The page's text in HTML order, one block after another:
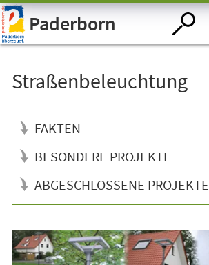
Visuelle
Assistenzsoftware
öffnen.Paderborn
Straßenbeleuchtung
FAKTEN
BESONDERE PROJEKTE
ABGESCHLOSSENE PROJEKTE